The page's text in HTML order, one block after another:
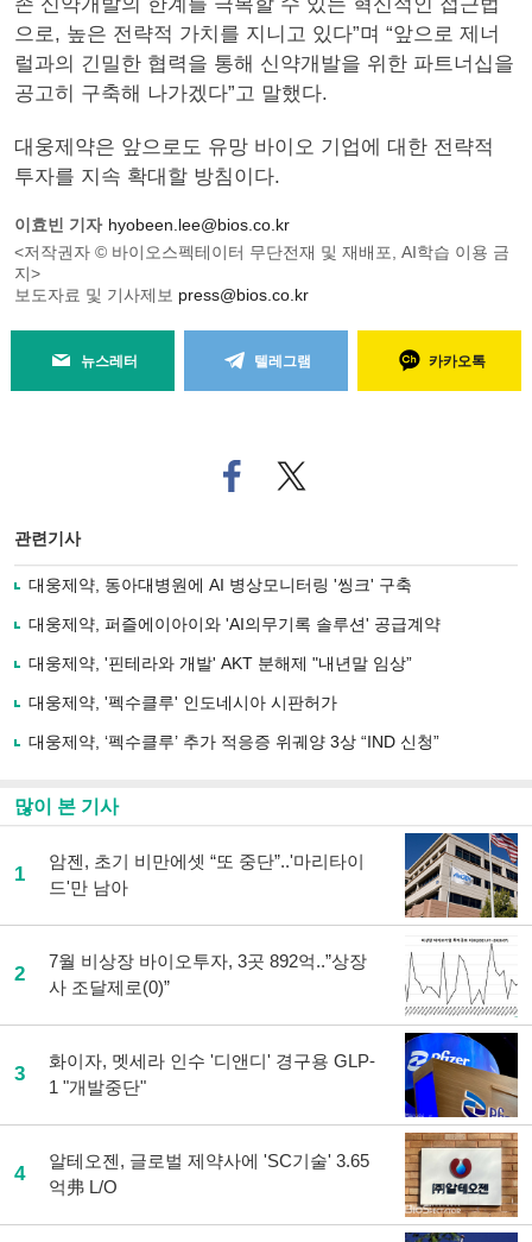
으로, 높은 전략적 가치를 지니고 있다”며 “앞으로 제너
럴과의 긴밀한 협력을 통해 신약개발을 위한 파트너십을
공고히 구축해 나가겠다”고 말했다.
대웅제약은 앞으로도 유망 바이오 기업에 대한 전략적
투자를 지속 확대할 방침이다.
이효빈 기자 hyobeen.lee@bios.co.kr
<저작권자 © 바이오스펙테이터 무단전재 및 재배포, AI학습 이용 금
지>
보도자료 및 기사제보 press@bios.co.kr
뉴스레터 텔레그램 카카오톡
페
이
로
기
사
유
기
트위
터로
관련기사
대웅제약, 동아대병원에 AI 병상모니터링 '씽크' 구축
대웅제약, 퍼즐에이아이와 'AI의무기록 솔루션' 공급계약
대웅제약, '핀테라와 개발' AKT 분해제 "내년말 임상”
대웅제약, '펙수클루' 인도네시아 시판허가
대웅제약, ‘펙수클루’ 추가 적응증 위궤양 3상 “IND 신청”
많이 본 기사
1
암젠, 초기 비만에셋 “또 중단”..'마리타이
드'만 남아
2
7월 비상장 바이오투자, 3곳 892억..”상장
사 조달제로(0)”
3
화이자, 멧세라 인수 '디앤디' 경구용 GLP-
1 "개발중단"
4
알테오젠, 글로벌 제약사에 'SC기술' 3.65
억弗 L/O